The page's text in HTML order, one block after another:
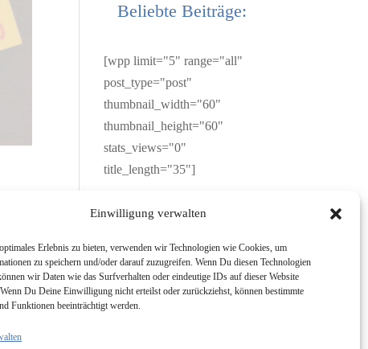
Einwilligung verwalten
Erlebnis zu bieten, verwenden wir Technologien wie Cookies, um
zu speichern und/oder darauf zuzugreifen. Wenn Du diesen Technologien
wir Daten wie das Surfverhalten oder eindeutige IDs auf dieser Website
Du Deine Einwilligung nicht erteilst oder zurückziehst, können bestimmte
Funktionen beeinträchtigt werden.
ist
Beliebte Beiträge:
[wpp limit="5" range="all"
post_type="post"
thumbnail_width="60"
thumbnail_height="60"
stats_views="0"
title_length="35"]